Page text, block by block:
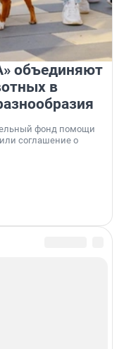
объединяют
в
фонд помощи
соглашение о